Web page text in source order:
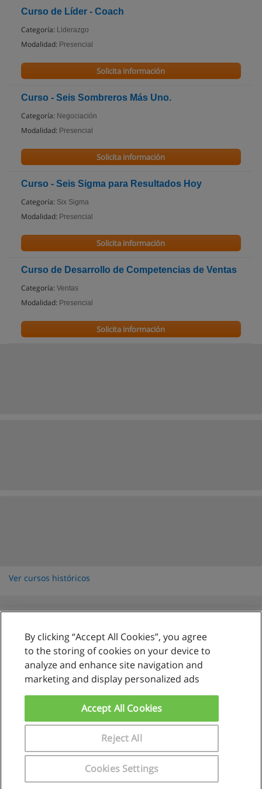
Solicita información
Curso de Líder - Coach
Categoría: Liderazgo
Modalidad: Presencial
Solicita información
Curso - Seis Sombreros Más Uno.
Categoría: Negociación
Modalidad: Presencial
Solicita información
Curso - Seis Sigma para Resultados Hoy
Categoría: Six Sigma
Modalidad: Presencial
Solicita información
Curso de Desarrollo de Competencias de Ventas
Categoría: Ventas
Modalidad: Presencial
Solicita información
Ver cursos históricos
Reglas de uso
Privacidad de datos
www.educaedu.com.pe
By clicking “Accept All Cookies”, you agree
to the storing of cookies on your device to
analyze and enhance site navigation and
marketing and display personalized ads
Cookies Settings
Reject All
Accept All Cookies